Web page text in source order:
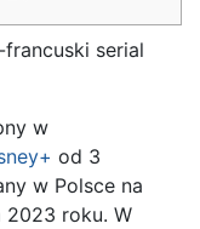
serial
w
od 3
w Polsce na
2023 roku. W